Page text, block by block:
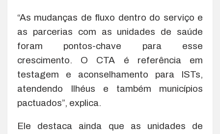
“As mudanças de fluxo dentro do serviço e
as parcerias com as unidades de saúde
foram pontos-chave para esse
crescimento. O CTA é referência em
testagem e aconselhamento para ISTs,
atendendo Ilhéus e também municípios
pactuados”, explica.
Ele destaca ainda que as unidades de